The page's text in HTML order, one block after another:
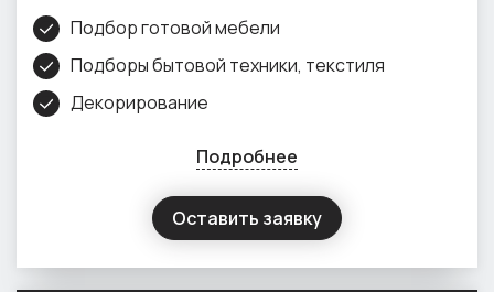
Подбор готовой мебели
Подборы бытовой техники, текстиля
Декорирование
Подробнее
Оставить заявку